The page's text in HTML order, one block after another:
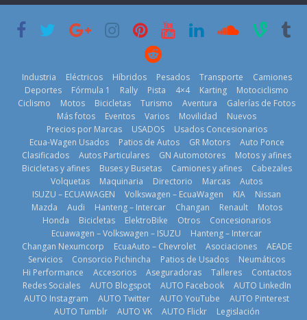
historia
11 de julio de
BMW, Toyota,
Bosch y
prueban flota
que usa
gasolina 100%
renovable
25 de julio de
2026
2026
La Vuelta al
Ecuador 2026,
edición 47ª,
recorre 7
provincias en 8
días
1 de agosto de
2026
29 de julio de
¿Qué puede
pasar con tu
vehículo si
permanece
varios días sin
usar?
3 de agosto de
2026
Industria Eléctricos Híbridos Pesados Transporte
Camiones
Deportes
Fórmula 1 Rally Pista 4×4 Karting
Motociclismo
Ciclismo
Motos Bicicletas Turismo Aventura
Galerías de Fotos
Más fotos
Eventos Varios Movilidad
Nuevos
Precios por Marcas
USADOS
Usados Concesionarios
Ecua-Wagen Usados
Patios de Autos GR Motors
Auto Ponce
Clasificados
Autos Particulares GN Automotores
Motos y afines
Bicicletas y afines
Buses y Busetas Camiones y afines
Cabezales
Volquetas
Maquinaria Directorio Marcas
Autos
ISUZU – ECUAWAGEN
Volkswagen – EcuaWagen KIA
Nissan
Mazda
Audi Hanteng – Intercar Changan Renault
Motos
Honda
Bicicletas ElektroBike Otros
Concesionarios
Ecuawagen – Volkswagen – ISUZU
Hanteng – Intercar
Changan Nexumcorp
EcuaAuto – Chevrolet Asociaciones
AEADE
Servicios
Consorcio Pichincha Patios de Usados
Neumáticos
Hi Performance
Accesorios Aseguradoras Talleres
Contactos
Redes Sociales
AUTO Blogspot AUTO Facebook
AUTO LinkedIn
AUTO Instagram
AUTO Twitter AUTO YouTube
AUTO Pinterest
AUTO Tumblr
AUTO VK AUTO Flickr Legislación